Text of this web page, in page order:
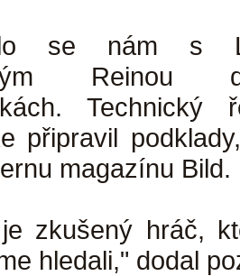
se nám s
Reinou
Technický
připravil
magazínu Bild.
zkušený hráč,
hledali," dodal